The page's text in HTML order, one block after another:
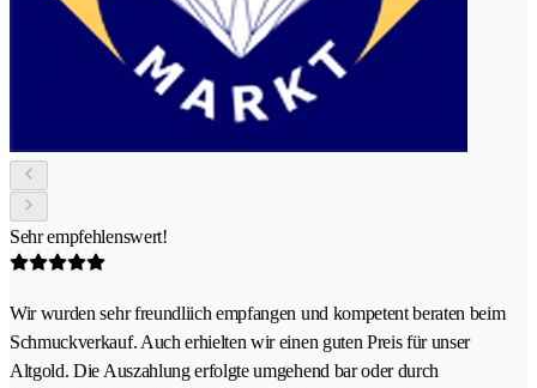
Sehr empfehlenswert!
Wir wurden sehr freundliich empfangen und kompetent beraten beim
Schmuckverkauf. Auch erhielten wir einen guten Preis für unser
Altgold. Die Auszahlung erfolgte umgehend bar oder durch